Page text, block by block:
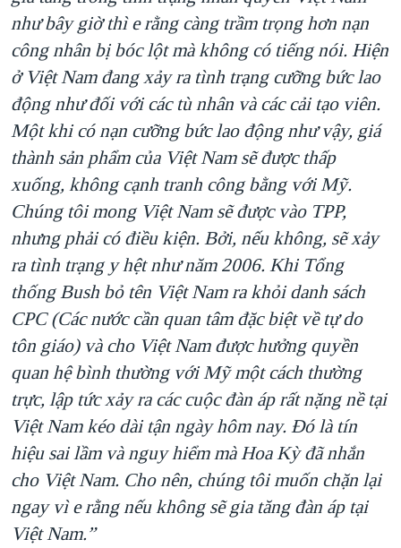
như bây giờ thì e rằng càng trầm trọng hơn nạn
công nhân bị bóc lột mà không có tiếng nói. Hiện
ở Việt Nam đang xảy ra tình trạng cưỡng bức lao
động như đối với các tù nhân và các cải tạo viên.
Một khi có nạn cưỡng bức lao động như vậy, giá
thành sản phẩm của Việt Nam sẽ được thấp
xuống, không cạnh tranh công bằng với Mỹ.
Chúng tôi mong Việt Nam sẽ được vào TPP,
nhưng phải có điều kiện. Bởi, nếu không, sẽ xảy
ra tình trạng y hệt như năm 2006. Khi Tổng
thống Bush bỏ tên Việt Nam ra khỏi danh sách
CPC (Các nước cần quan tâm đặc biệt về tự do
tôn giáo) và cho Việt Nam được hưởng quyền
quan hệ bình thường với Mỹ một cách thường
trực, lập tức xảy ra các cuộc đàn áp rất nặng nề tại
Việt Nam kéo dài tận ngày hôm nay. Đó là tín
hiệu sai lầm và nguy hiểm mà Hoa Kỳ đã nhắn
cho Việt Nam. Cho nên, chúng tôi muốn chặn lại
ngay vì e rằng nếu không sẽ gia tăng đàn áp tại
Việt Nam.”